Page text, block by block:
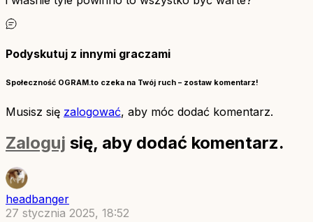
Podyskutuj z innymi graczami
Społeczność OGRAM.to czeka na Twój ruch – zostaw komentarz!
Musisz się zalogować, aby móc dodać komentarz.
Zaloguj się, aby dodać komentarz.
headbanger
27 stycznia 2025, 18:52